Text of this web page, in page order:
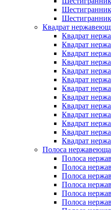
Квадрат
Квадрат
Квадрат
Квадрат
Квадрат
Квадрат
Квадрат
Квадрат
Квадрат
Квадрат
Квадрат
Квадрат
Квадрат
Квадрат
Полоса
Полоса
Полоса
Полоса
Полоса
Полоса
Полоса